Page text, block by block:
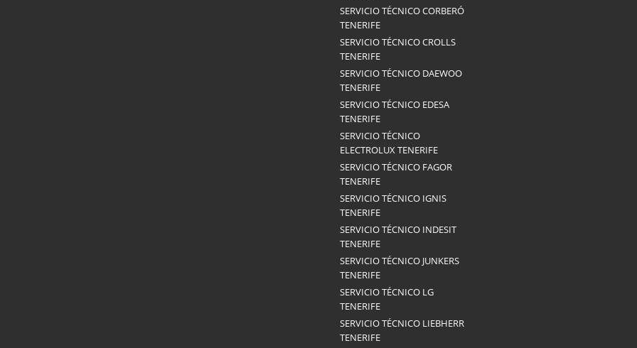
SERVICIO TÉCNICO CORBERÓ
TENERIFE
SERVICIO TÉCNICO CROLLS
TENERIFE
SERVICIO TÉCNICO DAEWOO
TENERIFE
SERVICIO TÉCNICO EDESA
TENERIFE
SERVICIO TÉCNICO
ELECTROLUX TENERIFE
SERVICIO TÉCNICO FAGOR
TENERIFE
SERVICIO TÉCNICO IGNIS
TENERIFE
SERVICIO TÉCNICO INDESIT
TENERIFE
SERVICIO TÉCNICO JUNKERS
TENERIFE
SERVICIO TÉCNICO LG
TENERIFE
SERVICIO TÉCNICO LIEBHERR
TENERIFE